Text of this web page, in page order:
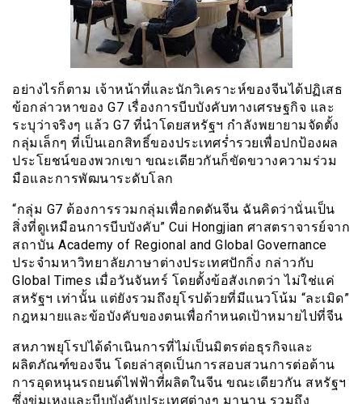
อย่างไรก็ตาม เจ้าหน้าที่และนักวิเคราะห์ของจีนได้ปฏิเสธ
ข้อกล่าวหาของ G7 เรื่องการบีบบังคับทางเศรษฐกิจ และ
ระบุว่าจริงๆ แล้ว G7 ที่นำโดยสหรัฐฯ กำลังพยายามจัดตั้ง
กลุ่มเล็กๆ ที่เป็นเอกสิทธิ์ของประเทศร่ำรวยเพื่อปกป้องผล
ประโยชน์ของพวกเขา ขณะเดียวกันก็ขัดขวางความร่วม
มือและการพัฒนาระดับโลก
“กลุ่ม G7 ต้องการรวมกลุ่มเพื่อกดดันจีน ฉันคิดว่านั่นเป็น
สิ่งที่ดูเหมือนการบีบบังคับ” Cui Hongjian ศาสตราจารย์จาก
สถาบัน Academy of Regional and Global Governance
ประจำมหาวิทยาลัยภาษาต่างประเทศปักกิ่ง กล่าวกับ
Global Times เมื่อวันจันทร์ โดยตั้งข้อสังเกตว่า ไม่ใช่แค่
สหรัฐฯ เท่านั้น แต่ยังรวมถึงยุโรปด้วยที่มีแนวโน้ม “ละเมิด”
กฎหมายและข้อบังคับของตนเพื่อกำหนดเป้าหมายไปที่จีน
สหภาพยุโรปได้ดำเนินการที่ไม่เป็นมิตรต่อธุรกิจและ
ผลิตภัณฑ์ของจีน โดยล่าสุดเป็นการสอบสวนการต่อต้าน
การอุดหนุนรถยนต์ไฟฟ้าที่ผลิตในจีน ขณะเดียวกัน สหรัฐฯ
ซึ่งข่มเหงและบีบบังคับประเทศต่างๆ มานาน รวมถึง